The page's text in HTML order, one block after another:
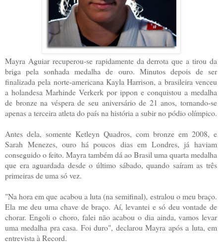
Mayra Aguiar recuperou-se rapidamente da derrota que a tirou da
briga pela sonhada medalha de ouro. Minutos depois de ser
finalizada pela norte-americana Kayla Harrison, a brasileira venceu
a holandesa Marhinde Verkerk por ippon e conquistou a medalha
de bronze na véspera de seu aniversário de 21 anos, tornando-se
apenas a terceira atleta do país na história a subir no pódio olímpico.
Antes dela, somente Ketleyn Quadros, com bronze em 2008, e
Sarah Menezes, ouro há poucos dias em Londres, já haviam
conseguido o feito. Mayra também dá ao Brasil uma quarta medalha
que era aguardada desde o último sábado, quando saíram as três
primeiras de uma só vez.
"Na hora em que acabou a luta (na semifinal), estralou o meu braço.
Ela me deu uma chave de braço. Aí, levantei e só deu vontade de
chorar. Engoli o choro, falei não acabou o dia ainda, vamos levar
uma medalha pra casa. Foi duro", declarou Mayra após a luta, em
entrevista à Record.